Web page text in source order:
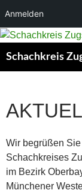
Anmelden
Schachkreis
Wir begrüßen
Schachkreises
im Bezirk
Münchener